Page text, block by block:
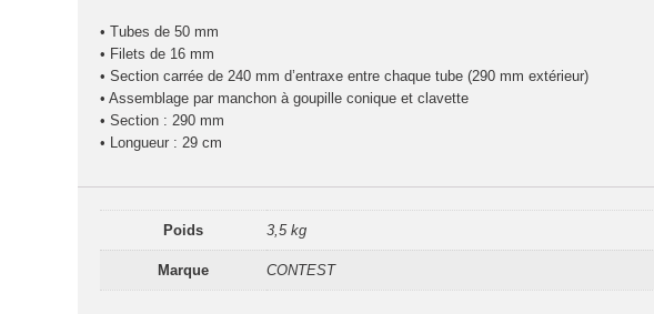
• Tubes de 50 mm
• Filets de 16 mm
• Section carrée de 240 mm d’entraxe entre chaque tube (290 mm extérieur)
• Assemblage par manchon à goupille conique et clavette
• Section : 290 mm
• Longueur : 29 cm
Poids 3,5 kg
Marque CONTEST